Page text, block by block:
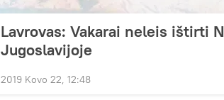
Lavrovas: Vakarai neleis ištirti
Jugoslavijoje
2019 Kovo 22, 12:48